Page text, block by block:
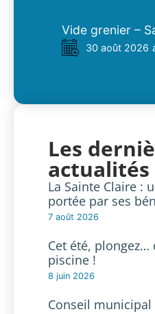
Vide grenier –
30 août 2026
Les
actualités
La Sainte Claire :
portée par ses
7 août 2026
Cet été, plongez…
piscine !
8 juin 2026
Conseil municipal